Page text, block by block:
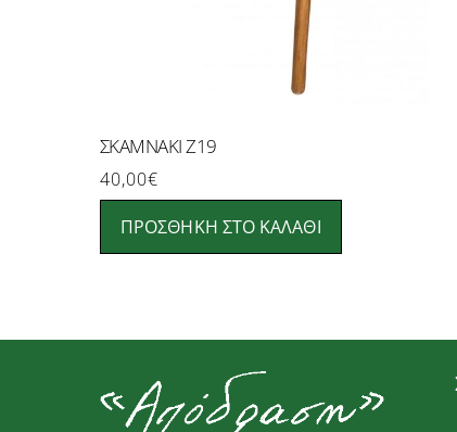
ΣΚΑΜΝΑΚΙ Ζ19
40,00€
ΠΡΟΣΘΉΚΗ ΣΤΟ ΚΑΛΆΘΙ